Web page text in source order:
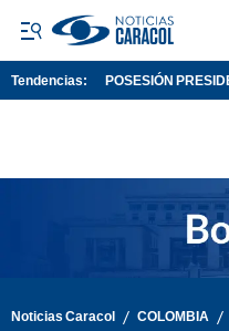
Tendencias: POSESIÓN
Noticias Caracol / COLOMBIA /